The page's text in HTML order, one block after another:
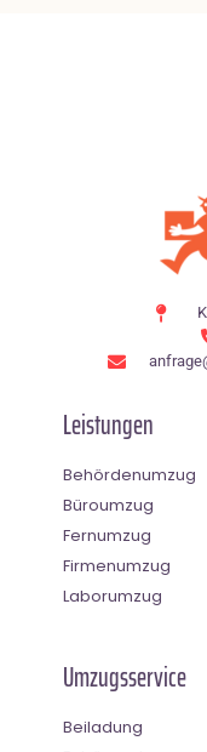
Leistungen
Behördenumzug
Büroumzug
Fernumzug
Firmenumzug
Laborumzug
Umzugsservice
Beiladung